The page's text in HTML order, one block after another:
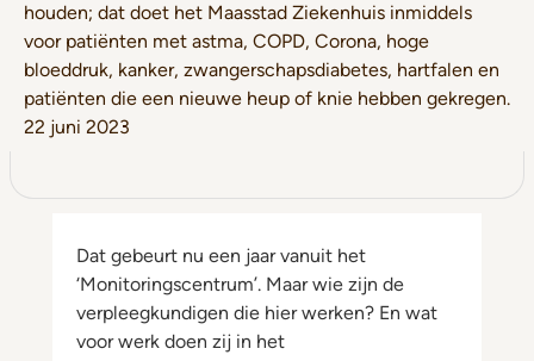
houden; dat doet het Maasstad Ziekenhuis inmiddels
voor patiënten met astma, COPD, Corona, hoge
bloeddruk, kanker, zwangerschapsdiabetes, hartfalen en
patiënten die een nieuwe heup of knie hebben gekregen.
22 juni 2023
Dat gebeurt nu een jaar vanuit het
‘Monitoringscentrum’. Maar wie zijn de
verpleegkundigen die hier werken? En wat
voor werk doen zij in het